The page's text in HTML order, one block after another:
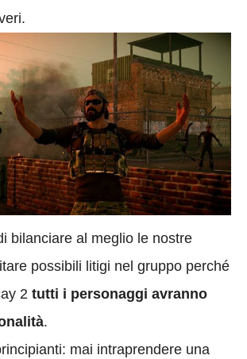
bilanciare al meglio le nostre
possibili litigi nel gruppo perché
2 tutti i personaggi avranno
.
mai intraprendere una